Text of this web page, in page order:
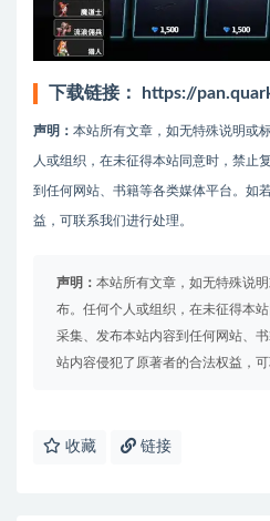
下载链接： https://
声明： 本站所有文章，如无特殊说明或
人或组织，在未征得本站同意时，禁止
到任何网站、书籍等各类媒体平台。如
益，可联系我们进行处理。
声明： 本站所有文章，如无特殊说
布。任何个人或组织，在未征得本
采集、发布本站内容到任何网站、
站内容侵犯了原著者的合法权益，可
收藏 链接